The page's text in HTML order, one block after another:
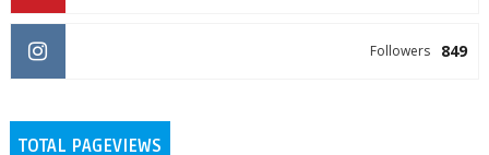
849
Followers
TOTAL PAGEVIEWS